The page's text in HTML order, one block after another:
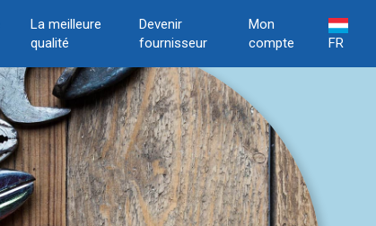
La meilleure
qualité
Devenir
fournisseur
Mon
compte
FR